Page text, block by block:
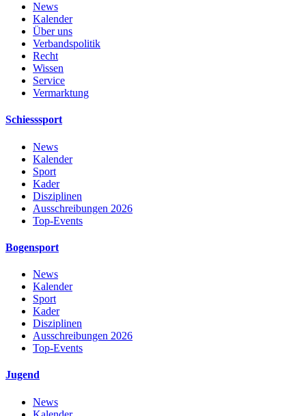
News
Kalender
Über uns
Verbandspolitik
Recht
Wissen
Service
Vermarktung
Schiesssport
News
Kalender
Sport
Kader
Disziplinen
Ausschreibungen 2026
Top-Events
Bogensport
News
Kalender
Sport
Kader
Disziplinen
Ausschreibungen 2026
Top-Events
Jugend
News